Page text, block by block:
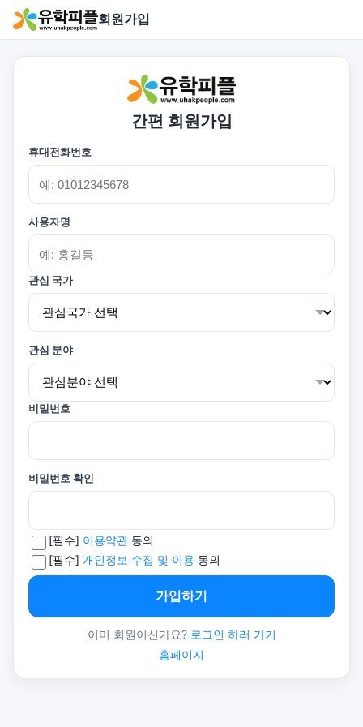
회원가입
간편 회원가입
휴대전화번호
사용자명
관심 국가
관심 분야
비밀번호
비밀번호 확인
[필수] 이용약관 동의
[필수] 개인정보 수집 및 이용 동의
가입하기
이미 회원이신가요? 로그인 하러 가기
홈페이지